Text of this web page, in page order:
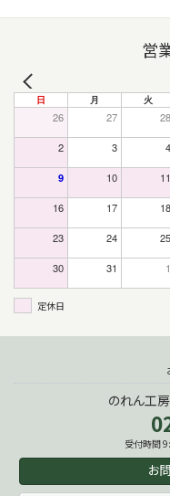
営
日 月 火
26 27 28
2 3 4
9 10 11
16 17 18
23 24 25
30 31 1
定休日
のれん工
受付時間
お